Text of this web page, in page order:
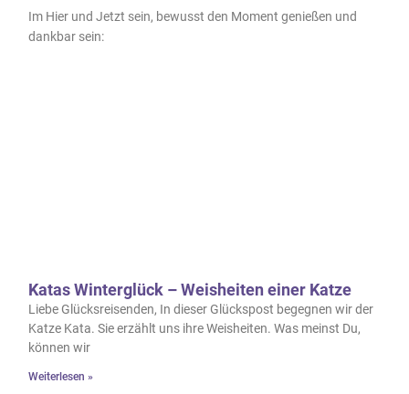
Im Hier und Jetzt sein, bewusst den Moment genießen und
dankbar sein:
Katas Winterglück – Weisheiten einer Katze
Liebe Glücksreisenden, In dieser Glückspost begegnen wir der
Katze Kata. Sie erzählt uns ihre Weisheiten. Was meinst Du,
können wir
Weiterlesen »